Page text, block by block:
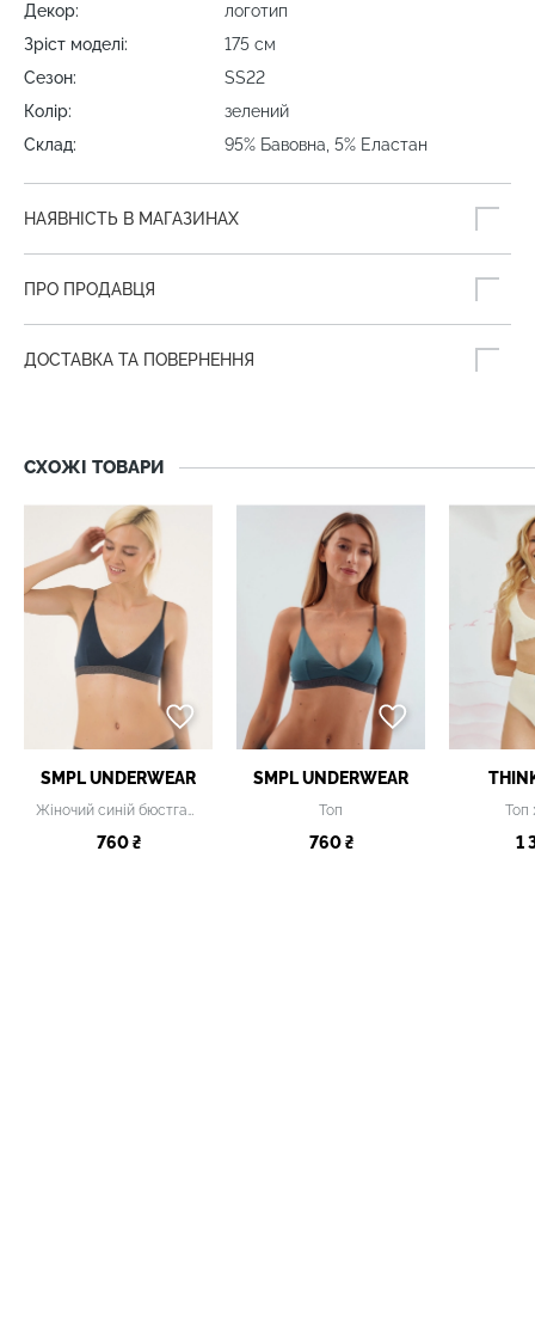
Декор:
логотип
Зріст моделі:
175 cм
Сезон:
SS22
Колір:
зелений
Склад:
95% Бавовна, 5% Еластан
НАЯВНІСТЬ В МАГАЗИНАХ
ПРО ПРОДАВЦЯ
ДОСТАВКА ТА ПОВЕРНЕННЯ
СХОЖІ ТОВАРИ
SMPL UNDERWEAR
Жіночий синій бюстгальтер
760 ₴
SMPL UNDERWEAR
Топ
760 ₴
Топ
1